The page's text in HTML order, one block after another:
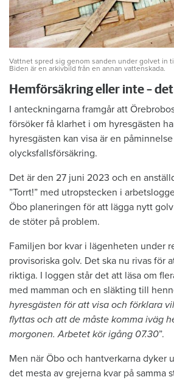
Vattnet spred sig genom sanden under golvet in
Biden är en arkivbild från en annan vattenskada.
Hemförsäkring eller inte –
I anteckningarna framgår att
försöker få klarhet i om hyresgästen
hyresgästen kan visa är en
olycksfallsförsäkring.
Det är den 27 juni 2023 och en
”Torrt!” med utropstecken i
Öbo planeringen för att lägga nytt
de stöter på problem.
Familjen bor kvar i lägenheten under
provisoriska golv. Det ska nu rivas för
riktiga. I loggen står det att läsa om
med mamman och en släkting till
hyresgästen för att visa och förklara
flyttas och att de måste komma iväg
morgonen. Arbetet kör igång 07.30”.
Men när Öbo och hantverkarna dyker
det mesta av grejerna kvar på samma